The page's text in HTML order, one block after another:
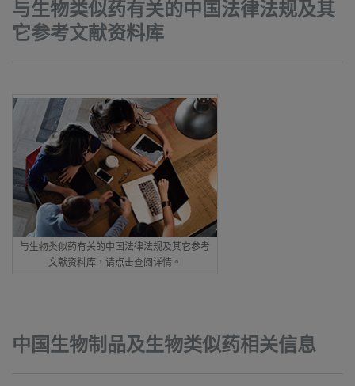
与生物类似药有关的中国法律法规及其
它参考文献资料库
与生物类似药有关的中国法律法规及其它参考
文献资料库，请点击查阅详情。
中国生物制品及生物类似药相关信息